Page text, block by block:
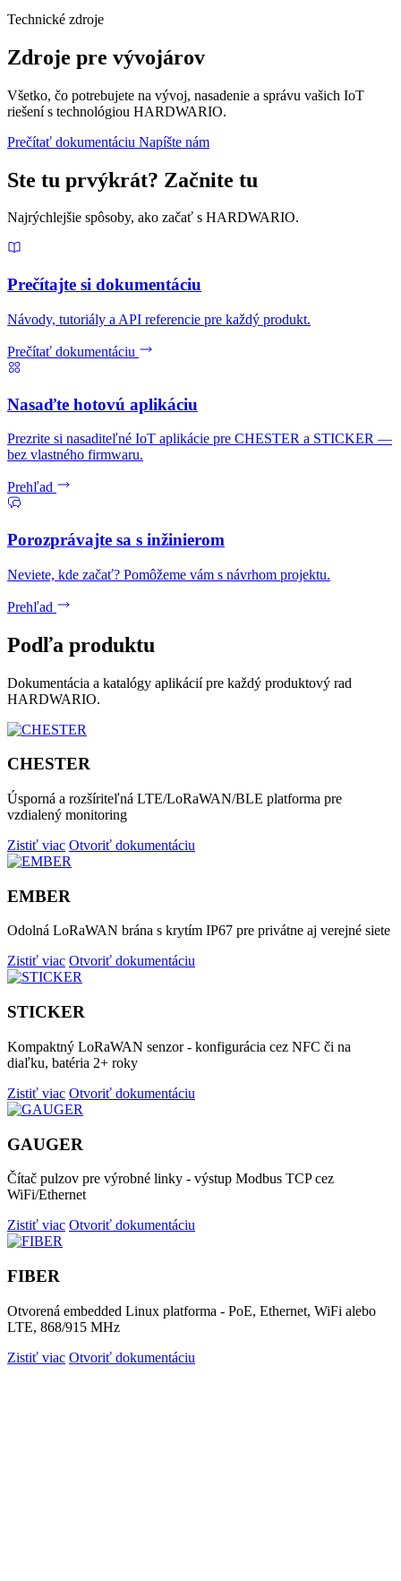
Technické zdroje
Zdroje pre vývojárov
Všetko, čo potrebujete na vývoj, nasadenie a správu vašich IoT
riešení s technológiou HARDWARIO.
Prečítať dokumentáciu Napíšte nám
Ste tu prvýkrát? Začnite tu
Najrýchlejšie spôsoby, ako začať s HARDWARIO.
Prečítajte si dokumentáciu
Návody, tutoriály a API referencie pre každý produkt.
Prečítať dokumentáciu
Nasaďte hotovú aplikáciu
Prezrite si nasaditeľné IoT aplikácie pre CHESTER a STICKER —
bez vlastného firmwaru.
Prehľad
Porozprávajte sa s inžinierom
Neviete, kde začať? Pomôžeme vám s návrhom projektu.
Prehľad
Podľa produktu
Dokumentácia a katalógy aplikácií pre každý produktový rad
HARDWARIO.
CHESTER
Úsporná a rozšíriteľná LTE/LoRaWAN/BLE platforma pre
vzdialený monitoring
Zistiť viac Otvoriť dokumentáciu
EMBER
Odolná LoRaWAN brána s krytím IP67 pre privátne aj verejné siete
Zistiť viac Otvoriť dokumentáciu
STICKER
Kompaktný LoRaWAN senzor - konfigurácia cez NFC či na
diaľku, batéria 2+ roky
Zistiť viac Otvoriť dokumentáciu
GAUGER
Čítač pulzov pre výrobné linky - výstup Modbus TCP cez
WiFi/Ethernet
Zistiť viac Otvoriť dokumentáciu
FIBER
Otvorená embedded Linux platforma - PoE, Ethernet, WiFi alebo
LTE, 868/915 MHz
Zistiť viac Otvoriť dokumentáciu